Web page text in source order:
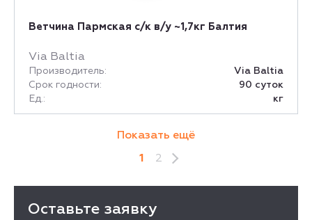
Ветчина Пармская с/к в/у ~1,7кг Балтия
Via Baltia
Производитель:
Via Baltia
Срок годности:
90 суток
Ед.:
кг
Показать ещё
1
2
Оставьте заявку